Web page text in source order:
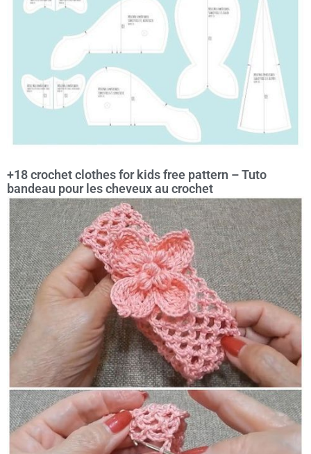
+18 crochet clothes for kids free pattern – Tuto
bandeau pour les cheveux au crochet